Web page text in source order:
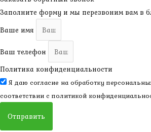
Заполните форму и мы перезвоним вам в
Ваше имя
Ваш телефон
Политика конфиденциальности
Я даю согласие на обработку
соответствии с политикой
Отправить